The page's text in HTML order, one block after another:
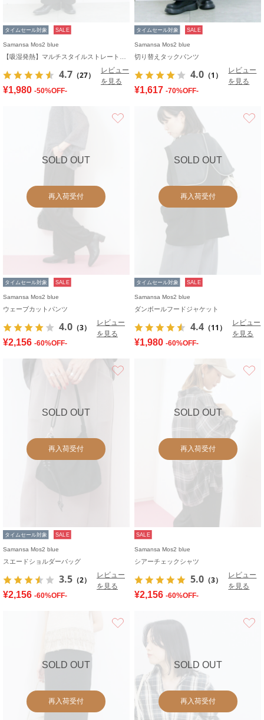
タイムセール対象 SALE
Samansa Mos2 blue
4.7 （27）
レビュー
を見る
¥1,980 -50%OFF-
タイムセール対象 SALE
Samansa Mos2 blue
切り替えタックパンツ
4.0 （1）
レビュー
を見る
¥1,617 -70%OFF-
SOLD OUT
再入荷受付
お気に入り
タイムセール対象 SALE
Samansa Mos2 blue
ウェーブカットパンツ
4.0 （3）
レビュー
を見る
¥2,156 -60%OFF-
SOLD OUT
再入荷受付
タイムセール対象 SALE
Samansa Mos2 blue
ダンボールフードジャケット
4.4 （11）
レビュー
を見る
¥1,980 -60%OFF-
SOLD OUT
再入荷受付
タイムセール対象 SALE
Samansa Mos2 blue
スエードショルダーバッグ
3.5 （2）
レビュー
を見る
¥2,156 -60%OFF-
SOLD OUT
再入荷受付
SALE
Samansa Mos2 blue
シアーチェックシャツ
5.0 （3）
レビュー
を見る
¥2,156 -60%OFF-
SOLD OUT
再入荷受付
SOLD OUT
再入荷受付